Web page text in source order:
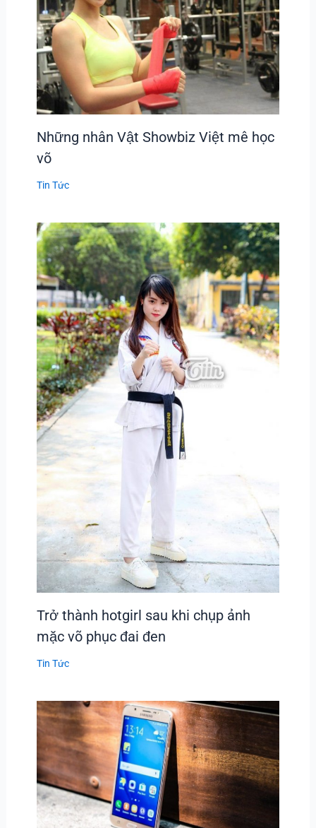
Những nhân Vật Showbiz Việt mê học
võ
Tin Tức
Trở thành hotgirl sau khi chụp ảnh
mặc võ phục đai đen
Tin Tức